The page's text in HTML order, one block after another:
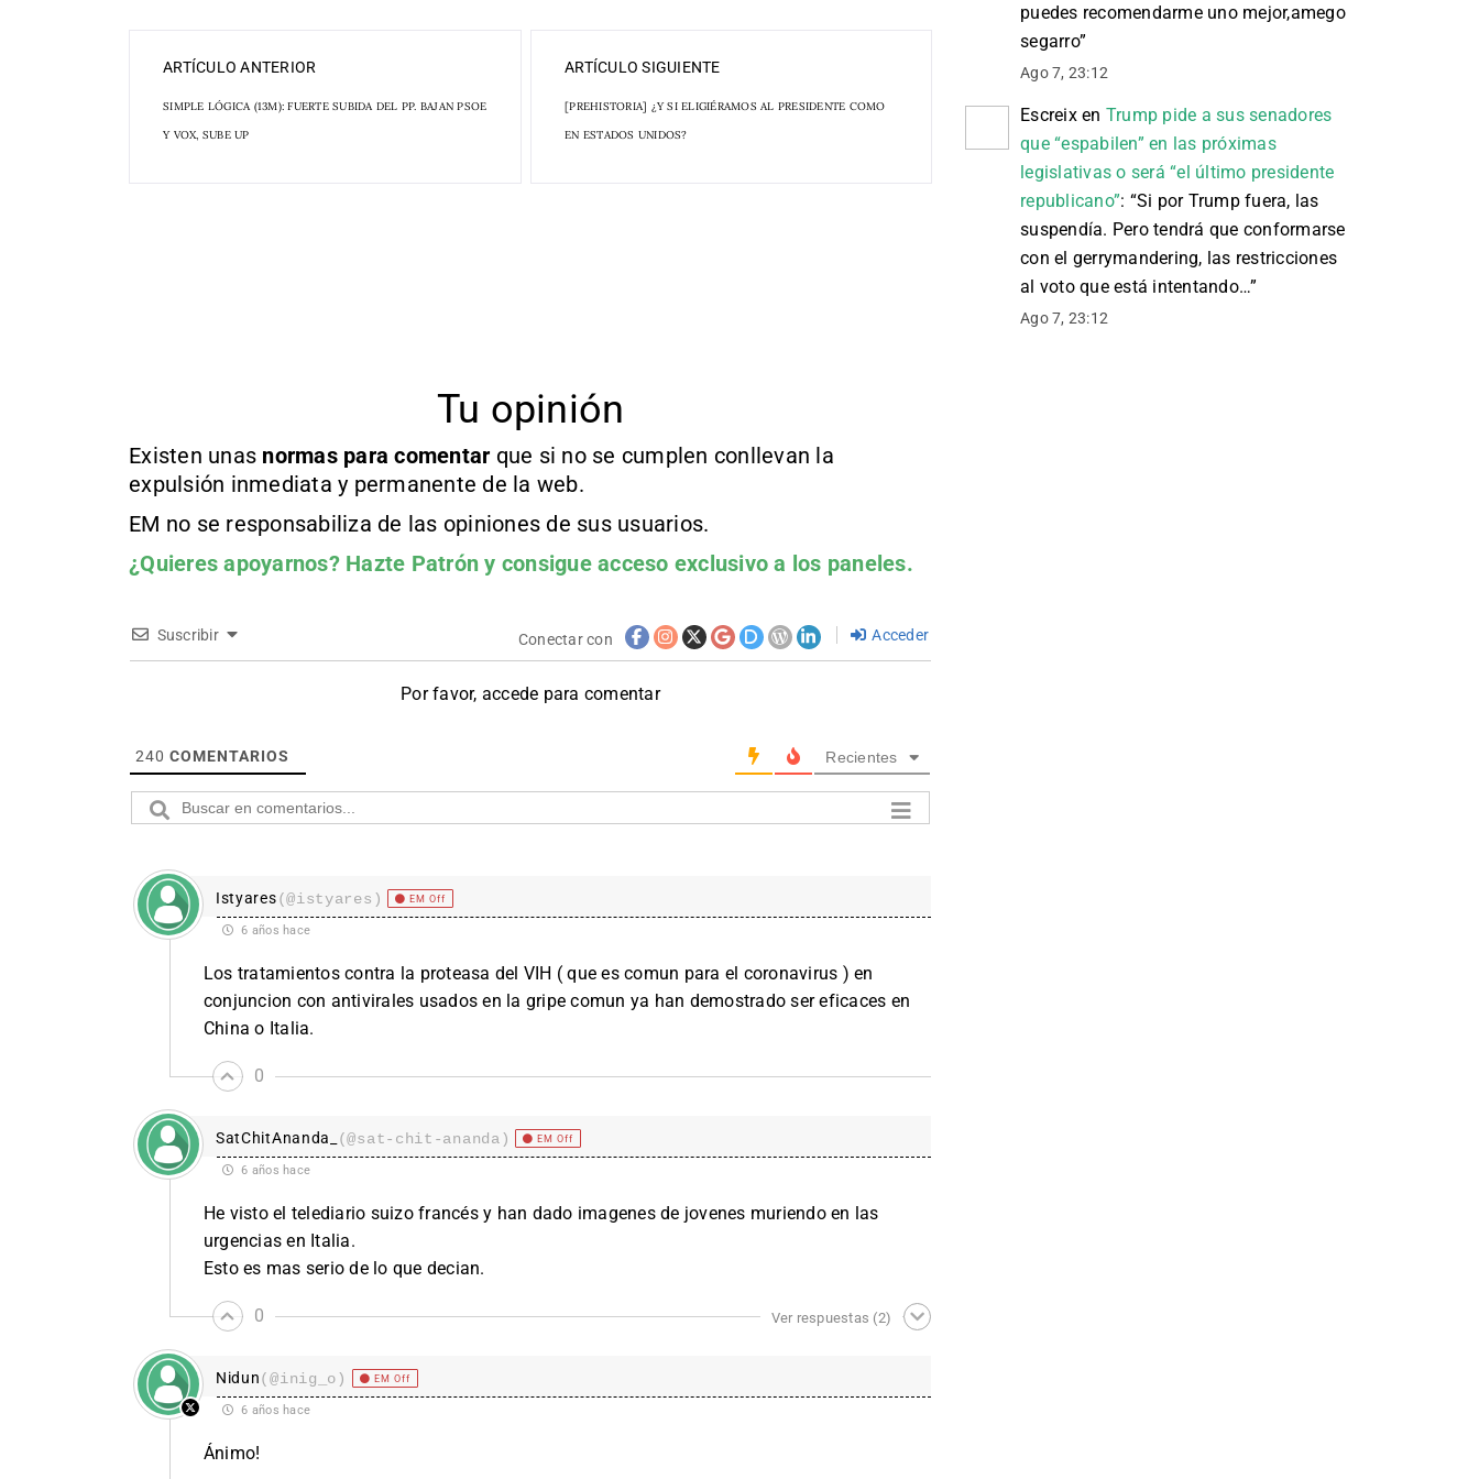
ARTÍCULO ANTERIOR
SIMPLE LÓGICA (13M): FUERTE SUBIDA DEL PP. BAJAN PSOE
Y VOX, SUBE UP
ARTÍCULO SIGUIENTE
[PREHISTORIA] ¿Y SI ELIGIÉRAMOS AL PRESIDENTE COMO
EN ESTADOS UNIDOS?
Tu opinión
Existen unas normas para comentar que si no se cumplen conllevan la
expulsión inmediata y permanente de la web.
EM no se responsabiliza de las opiniones de sus usuarios.
¿Quieres apoyarnos? Hazte Patrón y consigue acceso exclusivo a los paneles.
Suscribir Conectar con Acceder
Por favor, accede para comentar
240 COMENTARIOS Recientes
Istyares(@istyares) EM Off
6 años hace
Los tratamientos contra la proteasa del VIH ( que es comun para el coronavirus ) en
conjuncion con antivirales usados en la gripe comun ya han demostrado ser eficaces en
China o Italia.
0
SatChitAnanda_ (@sat-chit-ananda) EM Off
6 años hace
He visto el telediario suizo francés y han dado imagenes de jovenes muriendo en las
urgencias en Italia.
Esto es mas serio de lo que decian.
0 Ver respuestas (2)
Nidun(@inig_o) EM Off
6 años hace
Ánimo!
puedes recomendarme uno mejor,amego
segarro”
Ago 7, 23:12
Escreixen Trump pide a sus senadores
que “espabilen” en las próximas
legislativas o será “el último presidente
republicano”: “Si por Trump fuera, las
suspendía. Pero tendrá que conformarse
con el gerrymandering, las restricciones
al voto que está intentando…”
Ago 7, 23:12